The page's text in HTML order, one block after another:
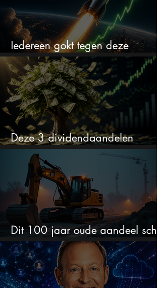
Iedereen gokt tegen deze
aandelen. Ik zou er juist 2
Deze 3 dividendaandelen
kunnen binnenkort flink stijgen
Dit 100 jaar oude aandeel
omhoog door de AI-boom